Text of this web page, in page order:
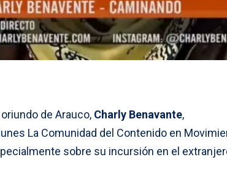
de Arauco, Charly Benavante,
La Comunidad del Contenido en
sobre su incursión en el